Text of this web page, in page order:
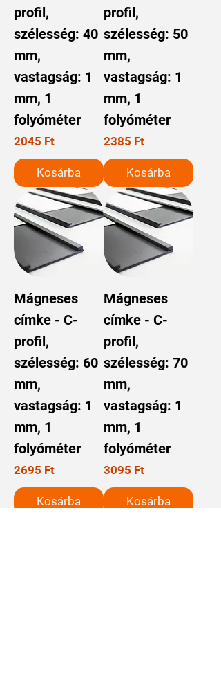
profil,
szélesség: 40
mm,
vastagság: 1
mm, 1
folyóméter
Ár
2045 Ft
Kosárba
profil,
szélesség: 50
mm,
vastagság: 1
mm, 1
folyóméter
Ár
2385 Ft
Kosárba
Mágneses
címke - C-
profil,
szélesség: 60
mm,
vastagság: 1
mm, 1
folyóméter
Ár
2695 Ft
Kosárba
Mágneses
címke - C-
profil,
szélesség: 70
mm,
vastagság: 1
mm, 1
folyóméter
Ár
3095 Ft
Kosárba